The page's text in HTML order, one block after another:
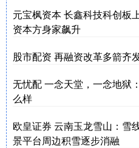
元宝枫资本 长鑫科技科创板
资本方身家飙升
股市配资 再融资改革多箭齐
无忧配 一念天堂，一念地狱
么样
欧皇证券 云南玉龙雪山：雪
景平台周边积雪逐步消融